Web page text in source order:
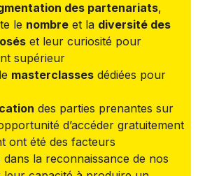
des partenariats,
le nombre et la diversité des
et leur curiosité pour
supérieur
masterclasses dédiées pour
des parties prenantes sur
d’accéder gratuitement
ont été des facteurs
dans la reconnaissance de nos